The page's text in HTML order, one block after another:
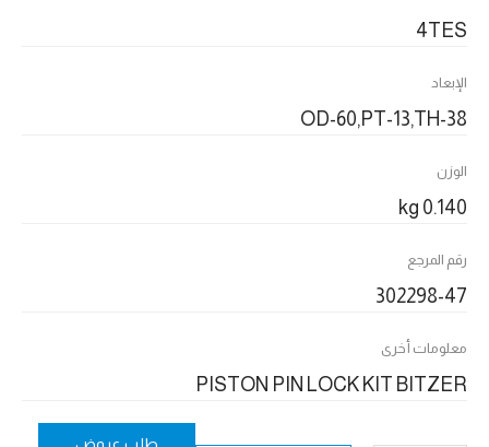
4TES
الإبعاد
OD-60,PT-13,TH-38
الوزن
0.140 kg
رقم المرجع
302298-47
معلومات أخرى
PISTON PIN LOCK KIT BITZER
طلب عروض